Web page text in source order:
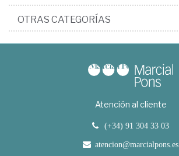
OTRAS CATEGORÍAS
Atención al cliente
(+34) 91 304 33 03
atencion@marcialpons.es